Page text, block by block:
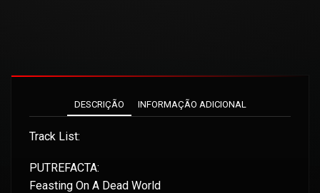
DESCRIÇÃO INFORMAÇÃO ADICIONAL
Track List:
PUTREFACTA:
Feasting On A Dead World